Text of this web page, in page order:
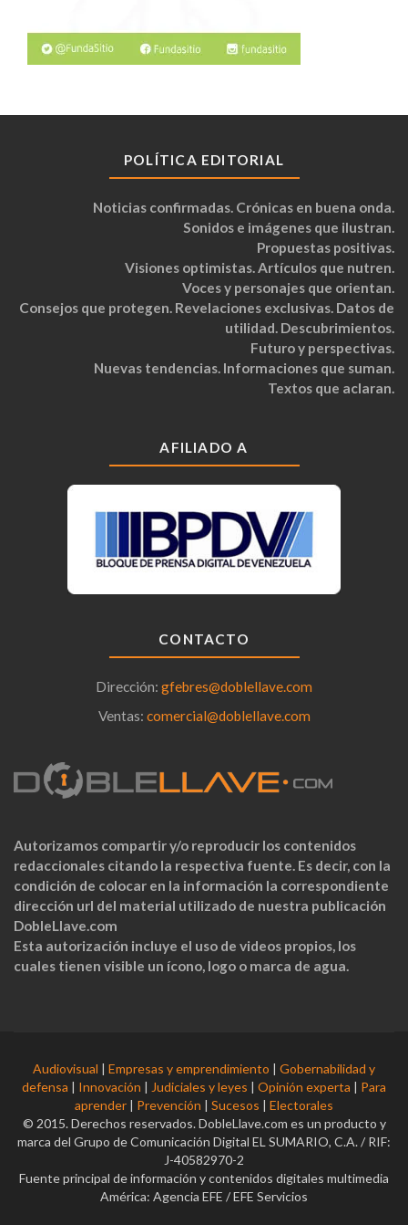
POLÍTICA EDITORIAL
Noticias confirmadas. Crónicas en buena onda.
Sonidos e imágenes que ilustran.
Propuestas positivas.
Visiones optimistas. Artículos que nutren.
Voces y personajes que orientan.
Consejos que protegen. Revelaciones exclusivas. Datos de
utilidad. Descubrimientos.
Futuro y perspectivas.
Nuevas tendencias. Informaciones que suman.
Textos que aclaran.
AFILIADO A
CONTACTO
Dirección: gfebres@doblellave.com
Ventas: comercial@doblellave.com
Autorizamos compartir y/o reproducir los contenidos
redaccionales citando la respectiva fuente. Es decir, con la
condición de colocar en la información la correspondiente
dirección url del material utilizado de nuestra publicación
DobleLlave.com
Esta autorización incluye el uso de videos propios, los
cuales tienen visible un ícono, logo o marca de agua.
Audiovisual | Empresas y emprendimiento | Gobernabilidad y
defensa | Innovación | Judiciales y leyes | Opinión experta | Para
aprender | Prevención | Sucesos | Electorales
© 2015. Derechos reservados. DobleLlave.com es un producto y
marca del Grupo de Comunicación Digital EL SUMARIO, C.A. / RIF:
J-40582970-2
Fuente principal de información y contenidos digitales multimedia
América: Agencia EFE / EFE Servicios